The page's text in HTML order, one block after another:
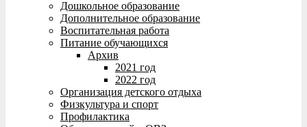
Дошкольное образование
Дополнительное образование
Воспитательная работа
Питание обучающихся
Архив
2021 год
2022 год
Организация детского отдыха
Физкультура и спорт
Профилактика